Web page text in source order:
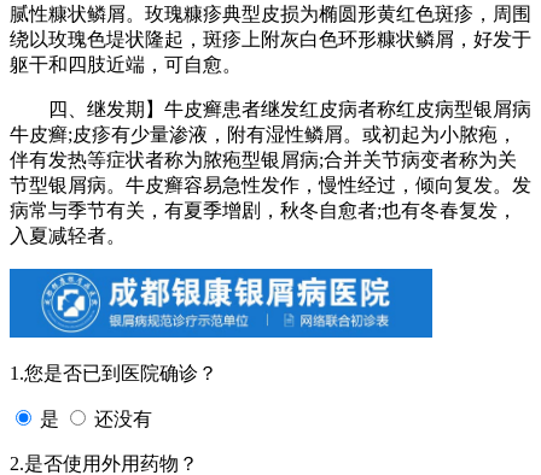
腻性糠状鳞屑。玫瑰糠疹典型皮损为椭圆形黄红色斑疹，周围
绕以玫瑰色堤状隆起，斑疹上附灰白色环形糠状鳞屑，好发于
躯干和四肢近端，可自愈。
四、继发期】牛皮癣患者继发红皮病者称红皮病型银屑病
牛皮癣;皮疹有少量渗液，附有湿性鳞屑。或初起为小脓疱，
伴有发热等症状者称为脓疱型银屑病;合并关节病变者称为关
节型银屑病。牛皮癣容易急性发作，慢性经过，倾向复发。发
病常与季节有关，有夏季增剧，秋冬自愈者;也有冬春复发，
入夏减轻者。
1.您是否已到医院确诊？
是 还没有
2.是否使用外用药物？